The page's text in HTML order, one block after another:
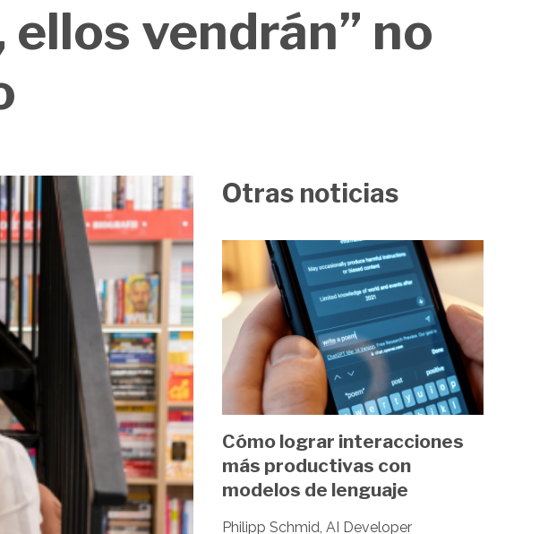
vendrán” no
Otras noticias
Cómo lograr interacciones
más productivas con
modelos de lenguaje
Philipp Schmid, AI Developer